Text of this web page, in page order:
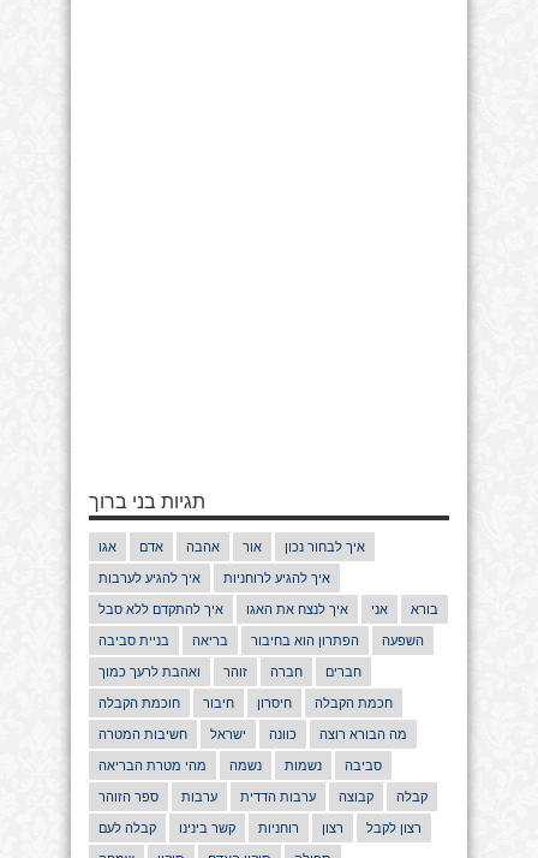
תגיות בני ברוך
אגו אדם אהבה אור איך לבחור נכון
איך להגיע לערבות איך להגיע לרוחניות
איך להתקדם ללא סבל איך לנצח את האגו אני בורא
בניית סביבה בריאה הפתרון הוא בחיבור השפעה
ואהבת לרעך כמוך זוהר חברה חברים
חוכמת הקבלה חיבור חיסרון חכמת הקבלה
חשיבות המטרה ישראל כוונה מה הבורא רוצה
מהי מטרת הבריאה נשמה נשמות סביבה
ספר הזוהר ערבות ערבות הדדית קבוצה קבלה
קבלה לעם קשר בינינו רוחניות רצון רצון לקבל